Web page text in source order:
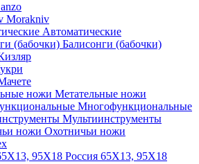
Morakniv
Автоматические
Балисонги (бабочки)
Метательные ножи
Многофункциональные
Мультиинструменты
Охотничьи ножи
Россия 65Х13, 95Х18